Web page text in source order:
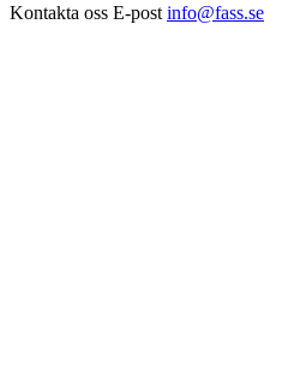
Kontakta oss E-post info@fass.se